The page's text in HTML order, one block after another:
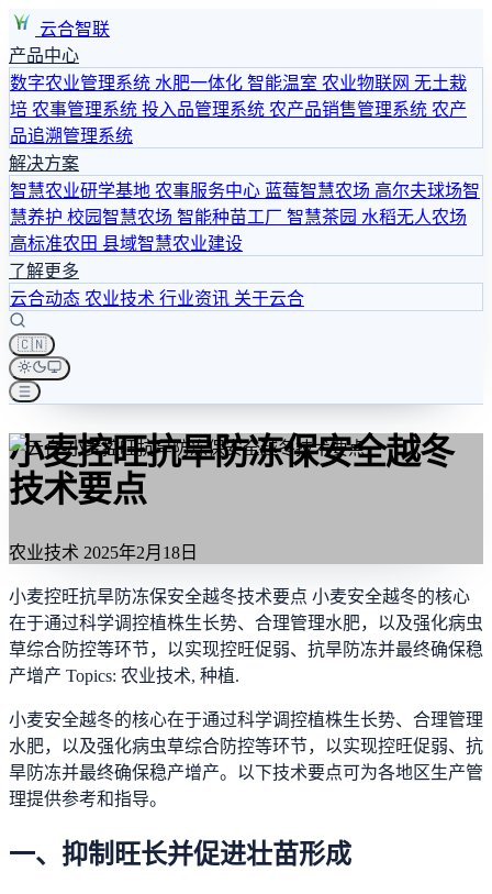
云合智联
产品中心
数字农业管理系统 水肥一体化 智能温室 农业物联网 无土栽
培 农事管理系统 投入品管理系统 农产品销售管理系统 农产
品追溯管理系统
解决方案
智慧农业研学基地 农事服务中心 蓝莓智慧农场 高尔夫球场智
慧养护 校园智慧农场 智能种苗工厂 智慧茶园 水稻无人农场
高标准农田 县域智慧农业建设
了解更多
云合动态 农业技术 行业资讯 关于云合
🇨🇳
小麦控旺抗旱防冻保安全越冬
技术要点
农业技术 2025年2月18日
小麦控旺抗旱防冻保安全越冬技术要点 小麦安全越冬的核心
在于通过科学调控植株生长势、合理管理水肥，以及强化病虫
草综合防控等环节，以实现控旺促弱、抗旱防冻并最终确保稳
产增产 Topics: 农业技术, 种植.
小麦安全越冬的核心在于通过科学调控植株生长势、合理管理
水肥，以及强化病虫草综合防控等环节，以实现控旺促弱、抗
旱防冻并最终确保稳产增产。以下技术要点可为各地区生产管
理提供参考和指导。
一、抑制旺长并促进壮苗形成